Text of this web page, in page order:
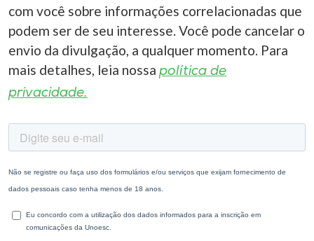
Internacionalização
I.nova
Cultura
CPA
Biblioteca
com você sobre informações correlacionadas que
podem ser de seu interesse. Você pode cancelar o
envio da divulgação, a qualquer momento. Para
mais detalhes, leia nossa política de
privacidade.